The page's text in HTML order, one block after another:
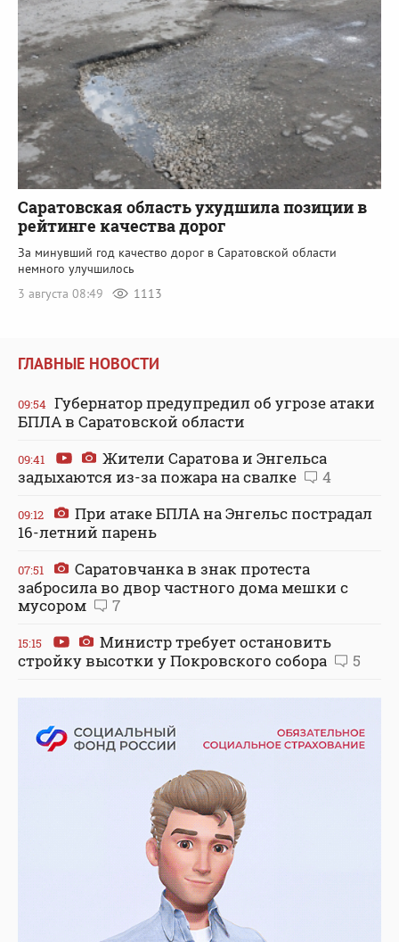
Саратовская область ухудшила позиции в
рейтинге качества дорог
За минувший год качество дорог в Саратовской области
немного улучшилось
3 августа 08:49
1113
ГЛАВНЫЕ НОВОСТИ
09:54 Губернатор предупредил об угрозе атаки
БПЛА в Саратовской области
09:41
Жители Саратова и Энгельса
задыхаются из-за пожара на свалке
4
09:12
При атаке БПЛА на Энгельс пострадал
16-летний парень
07:51
Саратовчанка в знак протеста
забросила во двор частного дома мешки с
мусором
7
15:15
Министр требует остановить
стройку высотки у Покровского собора
5